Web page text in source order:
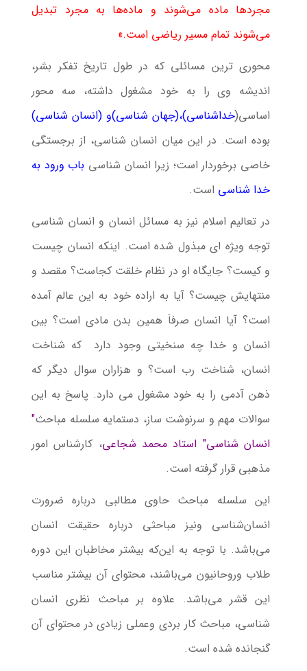
مجردها ماده می‌شوند و ماده‌ها به مجرد تبدیل
می‌شوند تمام مسیر ریاضی است.»
محوری ترین مسائلی که در طول تاریخ تفکر بشر،
اندیشه وی را به خود مشغول داشته، سه محور
اساسی(خداشناسی)،(جهان شناسی)و (انسان شناسی)
بوده است. در این میان انسان شناسی، از برجستگی
خاصی برخوردار است؛ زیرا انسان شناسی باب ورود به
خدا شناسی است.
در تعالیم اسلام نیز به مسائل انسان و انسان شناسی
توجه ویژه ای مبذول شده است. اینکه انسان چیست
و کیست؟ جایگاه او در نظام خلقت کجاست؟ مقصد و
منتهایش چیست؟ آیا به اراده خود به این عالم آمده
است؟ آیا انسان صرفاَ همین بدن مادی است؟ بین
انسان و خدا چه سنخیتی وجود دارد که شناخت
انسان، شناخت رب است؟ و هزاران سوال دیگر که
ذهن آدمی را به خود مشغول می دارد. پاسخ به این
سوالات مهم و سرنوشت ساز، دستمایه سلسله مباحث"
انسان شناسی" استاد محمد شجاعی، کارشناس امور
مذهبی قرار گرفته است.
این سلسله مباحث حاوی مطالبی درباره ضرورت
انسان‌شناسی ونیز مباحثی درباره حقیقت انسان
می‌باشد. با توجه به این‌که بیشتر مخاطبان این دوره
طلاب وروحانیون می‌باشند، محتوای آن بیشتر مناسب
این قشر می‌باشد. علاوه بر مباحث نظری انسان
شناسی، مباحث کار بردی وعملی زیادی در محتوای آن
گنجانده شده است.